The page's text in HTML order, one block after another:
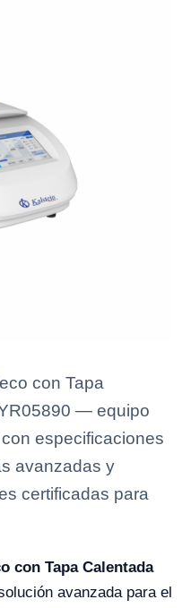
con Tapa
— equipo
especificaciones
avanzadas y
certificadas para
con Tapa Calentada
avanzada para el